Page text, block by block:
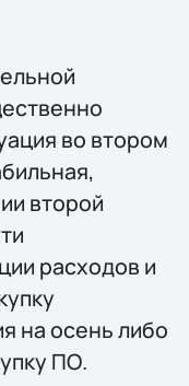
во втором
второй
расходов и
на осень либо
ПО.